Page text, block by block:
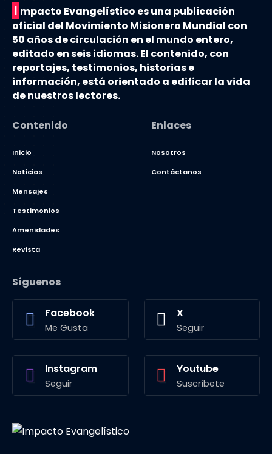
I mpacto Evangelístico es una publicación
oficial del Movimiento Misionero Mundial con
50 años de circulación en el mundo entero,
editado en seis idiomas. El contenido, con
reportajes, testimonios, historias e
información, está orientado a edificar la vida
de nuestros lectores.
Contenido
Inicio
Noticias
Mensajes
Testimonios
Amenidades
Revista
Enlaces
Nosotros
Contáctanos
Síguenos
Facebook
Me Gusta
X
Seguir
Instagram
Seguir
Youtube
Suscríbete